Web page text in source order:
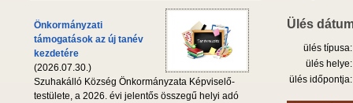
Önkormányzati
támogatások az új tanév
kezdetére
(2026.07.30.)
Szuhakálló Község Önkormányzata Képviselő-
testülete, a 2026. évi jelentős összegű helyi adó
Ülés
ülés típusa:
ülés helye:
ülés időpontja: